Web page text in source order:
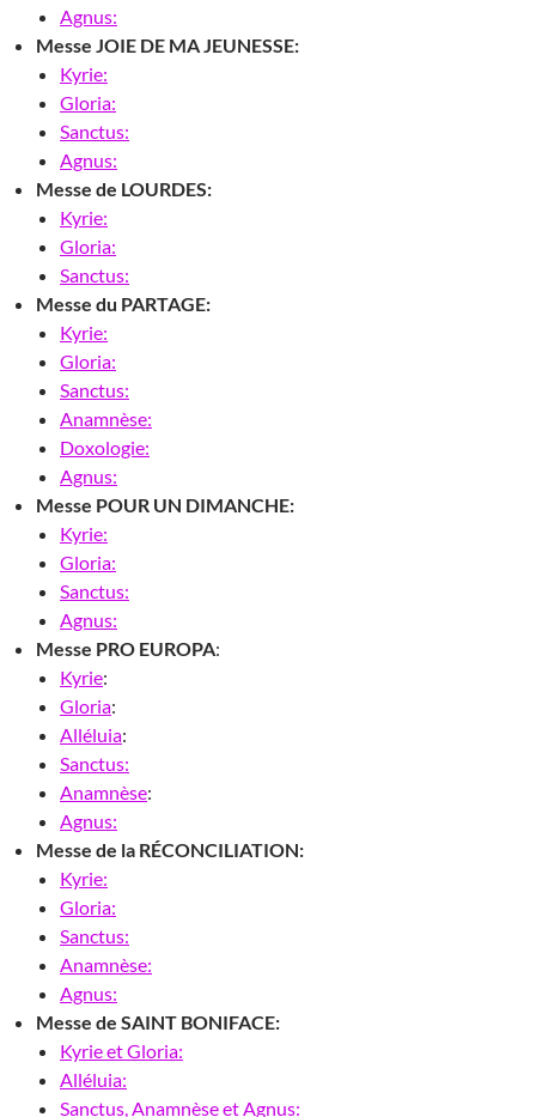
Agnus:
Messe JOIE DE MA JEUNESSE:
Kyrie:
Gloria:
Sanctus:
Agnus:
Messe de LOURDES:
Kyrie:
Gloria:
Sanctus:
Messe du PARTAGE:
Kyrie:
Gloria:
Sanctus:
Anamnèse:
Doxologie:
Agnus:
Messe POUR UN DIMANCHE:
Kyrie:
Gloria:
Sanctus:
Agnus:
Messe PRO EUROPA:
Kyrie:
Gloria:
Alléluia:
Sanctus:
Anamnèse:
Agnus:
Messe de la RÉCONCILIATION:
Kyrie:
Gloria:
Sanctus:
Anamnèse:
Agnus:
Messe de SAINT BONIFACE:
Kyrie et Gloria:
Alléluia:
Sanctus, Anamnèse et Agnus: